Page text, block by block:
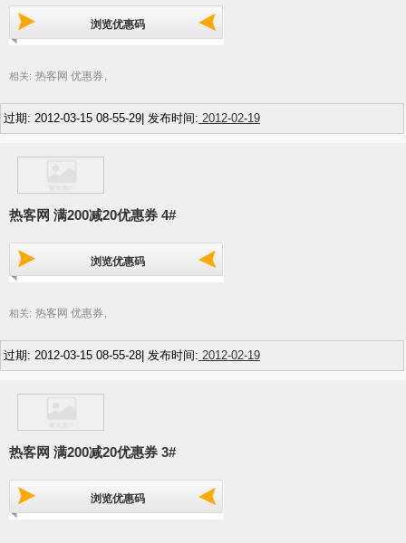
浏览优惠码
相关: 热客网 优惠券
过期: 2012-03-15 08-55-29| 发布时间: 2012-02-19
热客网 满200减20优惠券 4#
浏览优惠码
相关: 热客网 优惠券
过期: 2012-03-15 08-55-28| 发布时间: 2012-02-19
热客网 满200减20优惠券 3#
浏览优惠码